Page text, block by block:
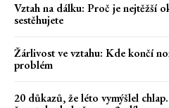
Vztah na dálku: Proč je nejtěžší
sestěhujete
Žárlivost ve vztahu: Kde končí
problém
20 důkazů, že léto vymýšlel